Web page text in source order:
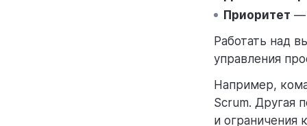
Приоритет —
Работать над
управления
Например,
Scrum. Другая
и ограничения